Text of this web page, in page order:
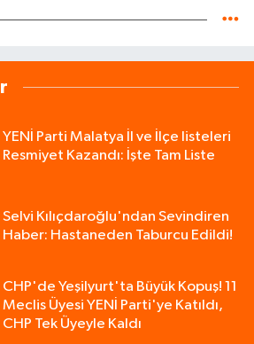
YENİ Parti Malatya İl ve İlçe listeleri
Resmiyet Kazandı: İşte Tam Liste
Selvi Kılıçdaroğlu'ndan Sevindiren
Haber: Hastaneden Taburcu Edildi!
CHP'de Yeşilyurt'ta Büyük Kopuş! 11
Meclis Üyesi YENİ Parti'ye Katıldı,
CHP Tek Üyeyle Kaldı